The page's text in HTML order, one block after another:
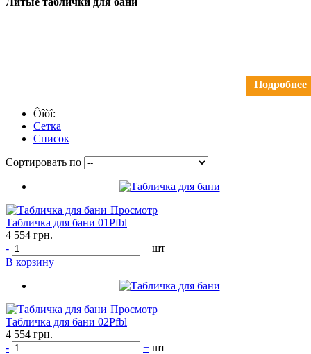
Подробнее
Ôîòî:
Сетка
Список
Сортировать по
Просмотр
Табличка для бани 01Pfbl
4 554 грн.
-
+ шт
В корзину
Просмотр
Табличка для бани 02Pfbl
4 554 грн.
-
+ шт